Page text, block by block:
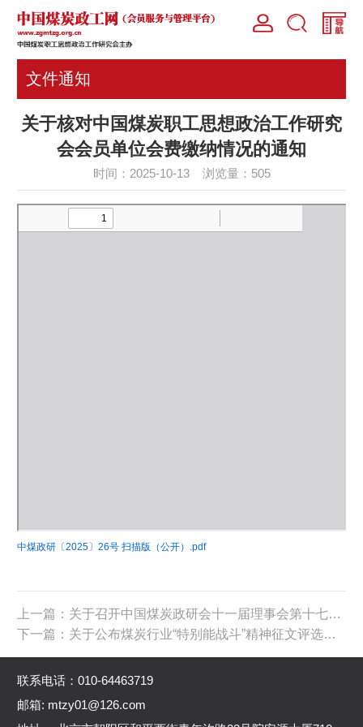
文件通知
关于核对中国煤炭职工思想政治工作研究
会会员单位会费缴纳情况的通知
时间：2025-10-13 浏览量： 505
中煤政研〔2025〕26号 扫描版（公开）.pdf
上一篇：关于召开中国煤炭政研会十一届理事会第十七次常务理事会议的通知
下一篇：关于公布煤炭行业“特别能战斗”精神征文评选结果的通知
联系电话：010-64463719
邮箱: mtzy01@126.com